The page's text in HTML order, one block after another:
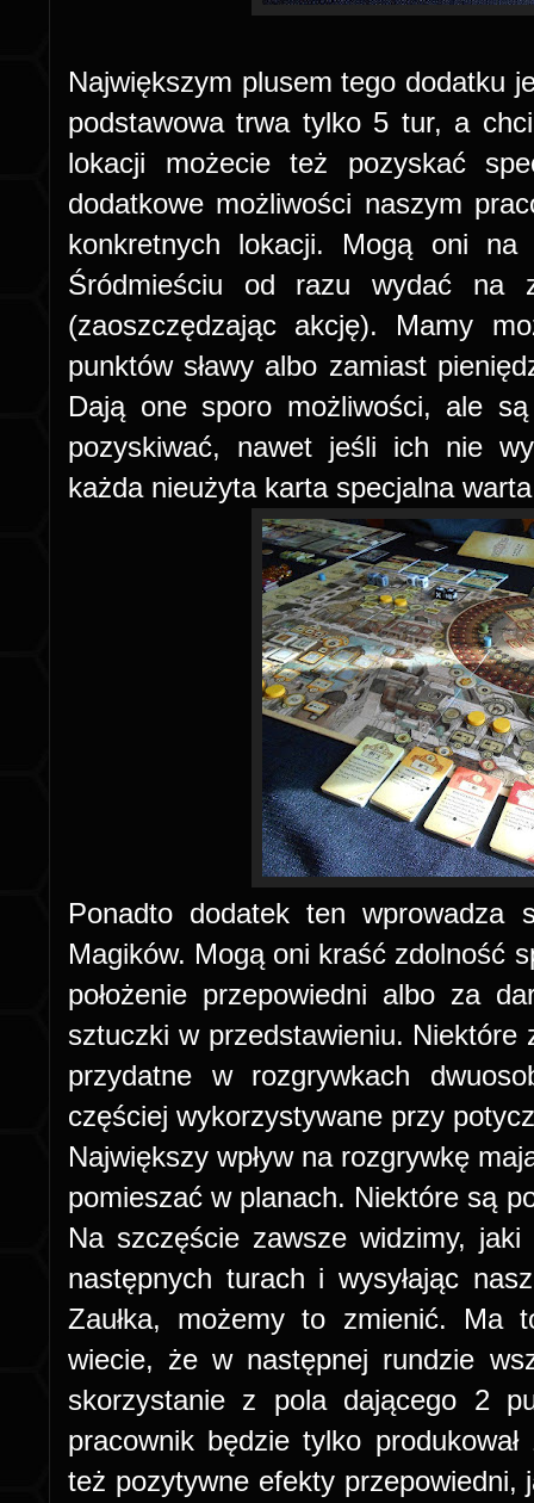
Największym plusem tego dodatku
podstawowa trwa tylko 5 tur, a
lokacji możecie też pozyskać
dodatkowe możliwości naszym
konkretnych lokacji. Mogą oni na
Śródmieściu od razu wydać na
(zaoszczędzając akcję). Mamy
punktów sławy albo zamiast
Dają one sporo możliwości, ale
pozyskiwać, nawet jeśli ich nie
każda nieużyta karta specjalna
Ponadto dodatek ten wprowadza
Magików. Mogą oni kraść zdolność
położenie przepowiedni albo za
sztuczki w przedstawieniu. Niektóre
przydatne w rozgrywkach
częściej wykorzystywane przy
Największy wpływ na rozgrywkę
pomieszać w planach. Niektóre są
Na szczęście zawsze widzimy,
następnych turach i wysyłając
Zaułka, możemy to zmienić. Ma
wiecie, że w następnej rundzie
skorzystanie z pola dającego 2
pracownik będzie tylko
też pozytywne efekty przepowiedni,